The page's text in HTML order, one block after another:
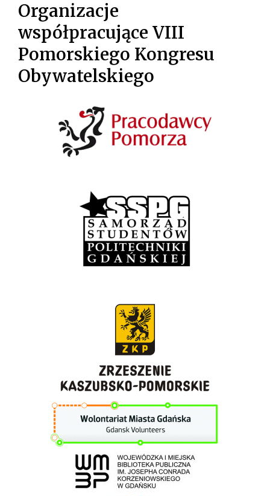
Organizacje
współpracujące VIII
Pomorskiego Kongresu
Obywatelskiego